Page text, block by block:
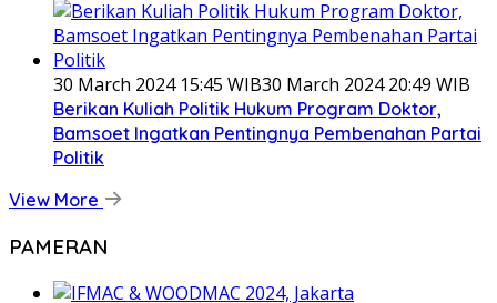
30 March 2024 15:45 WIB30 March 2024 20:49 WIB
Berikan Kuliah Politik Hukum Program Doktor,
Bamsoet Ingatkan Pentingnya Pembenahan Partai
Politik
View More
PAMERAN